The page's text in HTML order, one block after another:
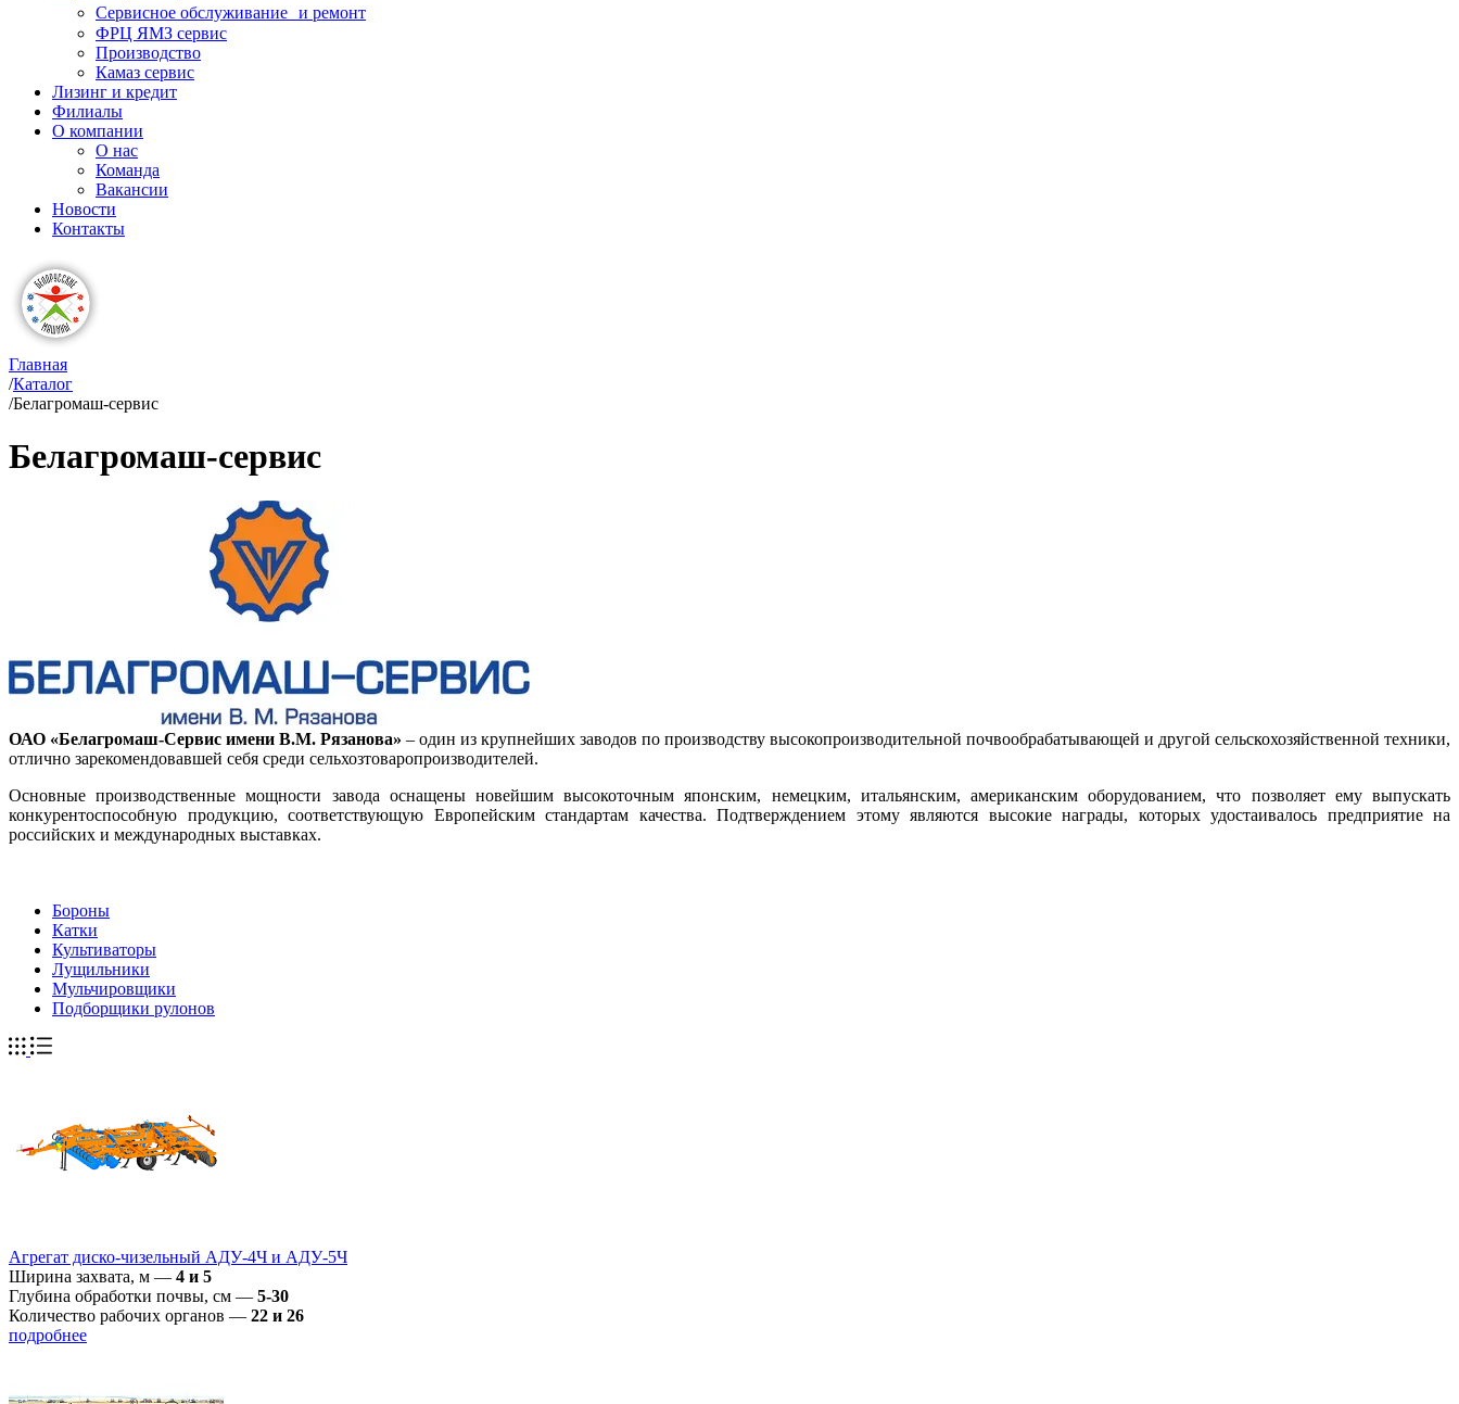
Сервисное обслуживание и ремонт
ФРЦ ЯМЗ сервис
Производство
Камаз сервис
Лизинг и кредит
Филиалы
О компании
О нас
Команда
Вакансии
Новости
Контакты
Главная
/Каталог
/Белагромаш-сервис
Белагромаш-сервис
ОАО «Белагромаш-Сервис имени В.М. Рязанова» – один из крупнейших заводов по производству высокопроизводительной почвообрабатывающей и другой сельскохозяйственной техники,
отлично зарекомендовавшей себя среди сельхозтоваропроизводителей.
Основные производственные мощности завода оснащены новейшим высокоточным японским, немецким, итальянским, американским оборудованием, что позволяет ему выпускать
конкурентоспособную продукцию, соответствующую Европейским стандартам качества. Подтверждением этому являются высокие награды, которых удостаивалось предприятие на
российских и международных выставках.
Бороны
Катки
Культиваторы
Лущильники
Мульчировщики
Подборщики рулонов
Агрегат диско-чизельный АДУ-4Ч и АДУ-5Ч
Ширина захвата, м — 4 и 5
Глубина обработки почвы, см — 5-30
Количество рабочих органов — 22 и 26
подробнее